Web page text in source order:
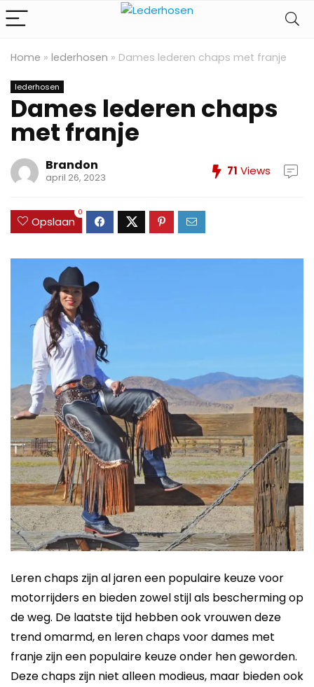
Home » lederhosen » Dames lederen chaps met franje
lederhosen
Dames lederen chaps
met franje
Brandon
april 26, 2023 71 Views
Opslaan
0
Leren chaps zijn al jaren een populaire keuze voor
motorrijders en bieden zowel stijl als bescherming op
de weg. De laatste tijd hebben ook vrouwen deze
trend omarmd, en leren chaps voor dames met
franje zijn een populaire keuze onder hen geworden.
Deze chaps zijn niet alleen modieus, maar bieden ook